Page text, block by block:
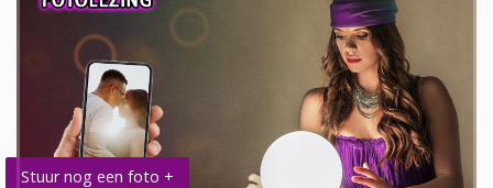
Stuur nog een foto +